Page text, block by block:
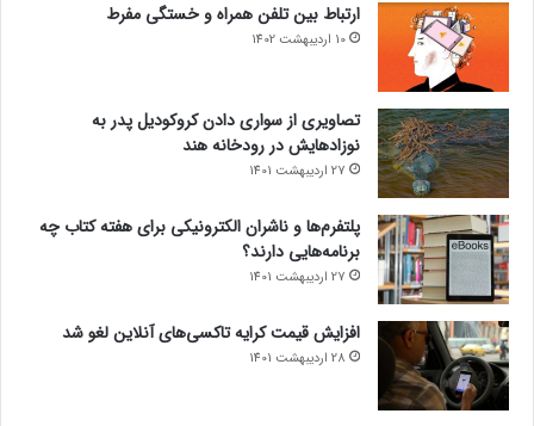
ارتباط بین تلفن همراه و خستگی مفرط
10 اردیبهشت 1402
تصاویری از سواری دادن کروکودیل پدر به
نوزادهایش در رودخانه هند
27 اردیبهشت 1401
پلتفرم‌ها و ناشران الکترونیکی برای هفته کتاب چه
برنامه‌هایی دارند؟
27 اردیبهشت 1401
افزایش قیمت کرایه تاکسی‌های آنلاین لغو شد
28 اردیبهشت 1401